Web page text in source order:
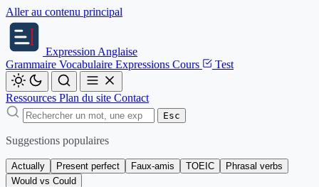
Aller au contenu principal
Expression Anglaise
Grammaire Vocabulaire Expressions Cours Test
Ressources Plan du site Contact
Esc
Suggestions populaires
Actually Present perfect Faux-amis TOEIC
Phrasal verbs
Would vs Could